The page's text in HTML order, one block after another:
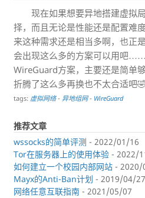
现在如果想要异地搭建虚拟
择，而且无论是性能还是配置难
来这种需求还是相当多啊，也正
会出现这么多的方案可以用吧
WireGuard方案，主要还是简单
折腾了这么多再换也不太合适吧🤣
tags: 虚拟网络- 异地组网- WireGuard
推荐文章
wssocks的简单评测 - 2022/01/16
Tor在服务器上的使用体验 - 2022/
如何建立一个校园内部网站 - 2020/
Mayx的Anti-Ban计划 - 2019/04/27
网络任意互联指南 - 2021/05/07